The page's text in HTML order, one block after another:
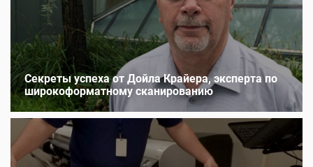
Секреты успеха от Дойла Крайера, эксперта по
широкоформатному сканированию